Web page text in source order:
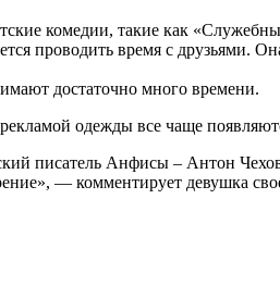
комедии, такие как
проводить время с друзьями.
достаточно много времени.
одежды все чаще
писатель Анфисы – Антон
— комментирует девушка